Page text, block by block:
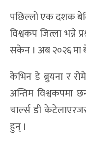
पछिल्लो एक दशक
विश्वकप जित्ला भन्ने
सकेन । अब २०२६ मा
केभिन डे ब्रुयना र
अन्तिम विश्वकपमा
चार्ल्स डी
हुन् ।